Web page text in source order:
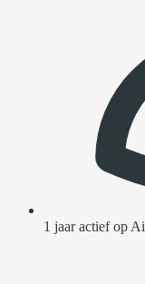
1 jaar actief op